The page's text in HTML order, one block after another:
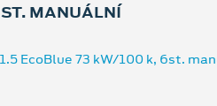
MANUÁLNÍ